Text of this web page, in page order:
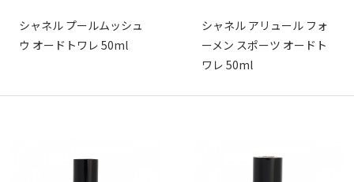
シャネル プールムッシュ
ウ オードトワレ 50ml
シャネル アリュール フォ
ーメン スポーツ オードト
ワレ 50ml